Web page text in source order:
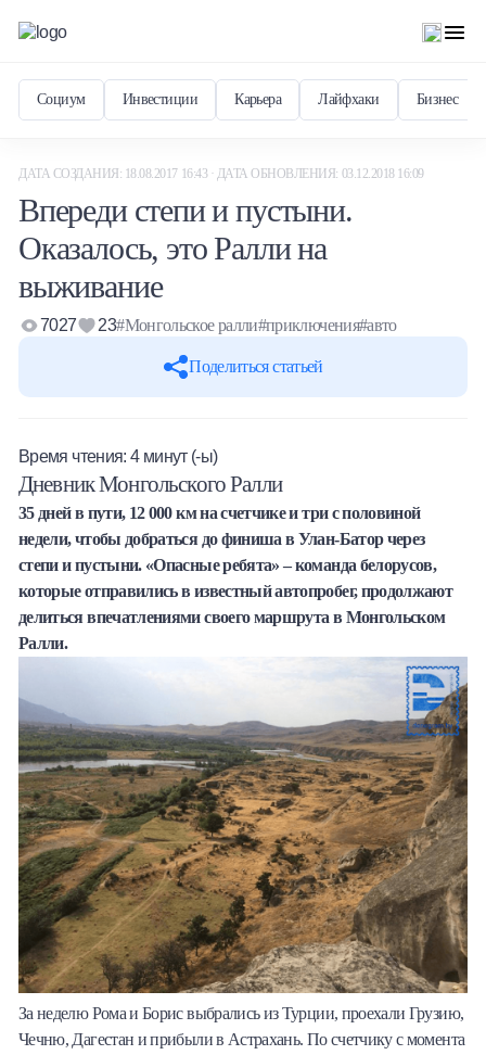
Социум Инвестиции Карьера Лайфхаки Бизнес
Халва
Онлайн-обменник
Премиальный сервис Prime Line
Потребительский кредит
Карта КАКТУС
Продукты для Бизнеса
ДАТА СОЗДАНИЯ: 18.08.2017 16:43 · ДАТА ОБНОВЛЕНИЯ: 03.12.2018 16:09
Впереди степи и пустыни.
Оказалось, это Ралли на
выживание
Поделиться статьей
7027 23#Монгольское ралли#приключения#авто
Время чтения:4 минут (-ы)
Дневник Монгольского Ралли
35 дней в пути, 12 000 км на счетчике и три с половиной
недели, чтобы добраться до финиша в Улан-Батор через
степи и пустыни. «Опасные ребята» – команда белорусов,
которые отправились в известный автопробег, продолжают
делиться впечатлениями своего маршрута в Монгольском
Ралли.
За неделю Рома и Борис выбрались из Турции, проехали Грузию,
Чечню, Дагестан и прибыли в Астрахань. По счетчику с момента